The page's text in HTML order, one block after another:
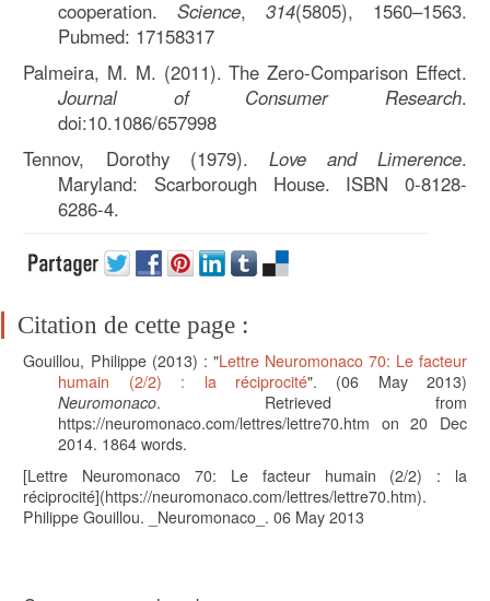
cooperation.Science,314(5805), 1560–1563.
Pubmed: 17158317
Palmeira, M. M. (2011). The Zero-Comparison Effect.
Journal of Consumer Research.
doi:10.1086/657998
Tennov, Dorothy (1979). Love and Limerence.
Maryland: Scarborough House. ISBN 0-8128-
6286-4.
Citation de cette page :
Gouillou, Philippe(2013) : "Lettre Neuromonaco 70: Le facteur
humain (2/2) : la réciprocité". (06 May 2013)
Neuromonaco. Retrieved from
https://neuromonaco.com/lettres/lettre70.htm on 20 Dec
2014. 1864 words.
[Lettre Neuromonaco 70: Le facteur humain (2/2) : la
réciprocité](https://neuromonaco.com/lettres/lettre70.htm).
Philippe Gouillou. _Neuromonaco_. 06 May 2013